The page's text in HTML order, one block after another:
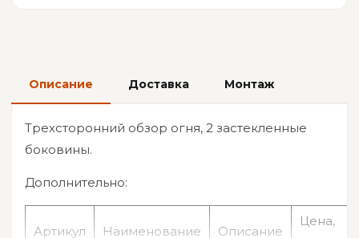
Описание Доставка Монтаж
Трехсторонний обзор огня, 2 застекленные
боковины.
Дополнительно:
Артикул Наименование Описание
Цена,